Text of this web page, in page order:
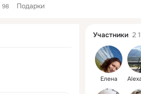
98 Подарки
колонка
Участники 2
Елена